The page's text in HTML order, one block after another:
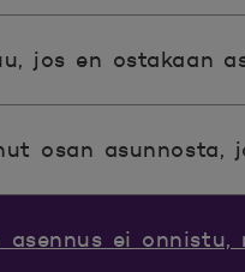
jos en ostakaan
osan asunnosta,
asennus ei onnistu,